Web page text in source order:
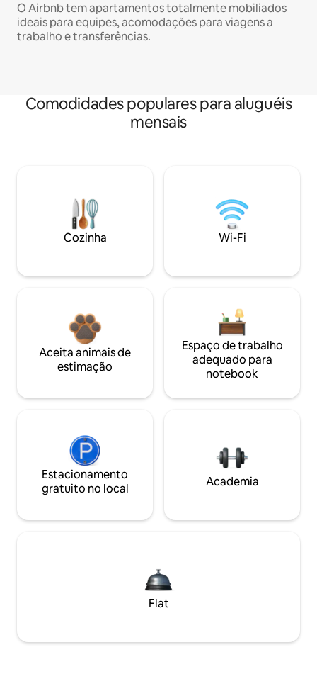
O Airbnb tem apartamentos totalmente mobiliados
ideais para equipes, acomodações para viagens a
trabalho e transferências.
Comodidades populares para aluguéis
mensais
Cozinha Wi-Fi
Aceita animais de
estimação
Espaço de trabalho
adequado para
notebook
Estacionamento
gratuito no local
Academia
Flat